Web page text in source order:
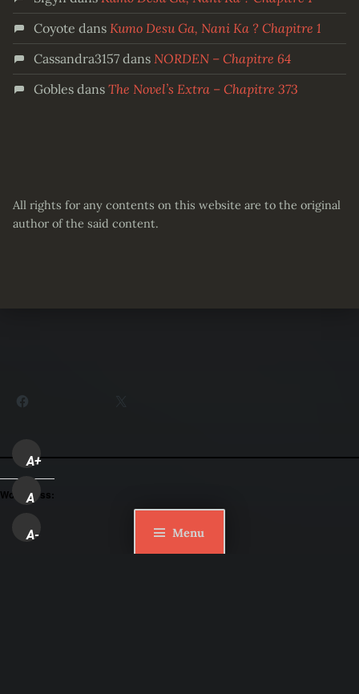
Menu
Coyote dans Kumo Desu Ga, Nani Ka ? Chapitre 1
Cassandra3157dans NORDEN – Chapitre 64
Goblesdans The Novel’s Extra – Chapitre 373
All rights for any contents on this website are to the original
author of the said content.
A+
A
A-
WordPress: